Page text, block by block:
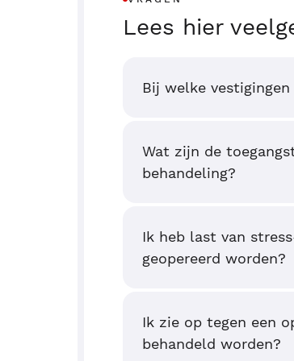
Lees hier
Bij welke
Wat zijn de
behandeling?
Ik heb last van
geopereerd worden?
Ik zie op tegen een
behandeld worden?